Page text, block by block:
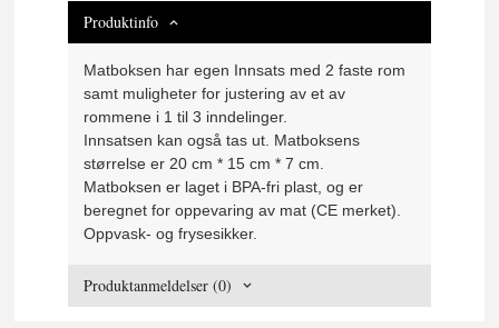
Produktinfo
Matboksen har egen Innsats med 2 faste rom
samt muligheter for justering av et av
rommene i 1 til 3 inndelinger.
Innsatsen kan også tas ut. Matboksens
størrelse er 20 cm * 15 cm * 7 cm.
Matboksen er laget i BPA-fri plast, og er
beregnet for oppevaring av mat (CE merket).
Oppvask- og frysesikker.
Produktanmeldelser (0)